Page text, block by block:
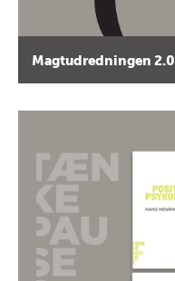
Magtudredningen 2.0